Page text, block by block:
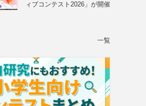
ィブコンテスト2026」が開催
一覧